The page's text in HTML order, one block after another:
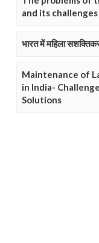
and its challenges
भारत में महिला
Maintenance of
in India-
Solutions